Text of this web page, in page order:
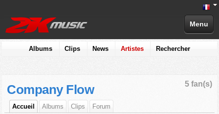
Menu
Albums Clips News Artistes Rechercher
5 fan(s)
Company Flow
Accueil Albums Clips Forum